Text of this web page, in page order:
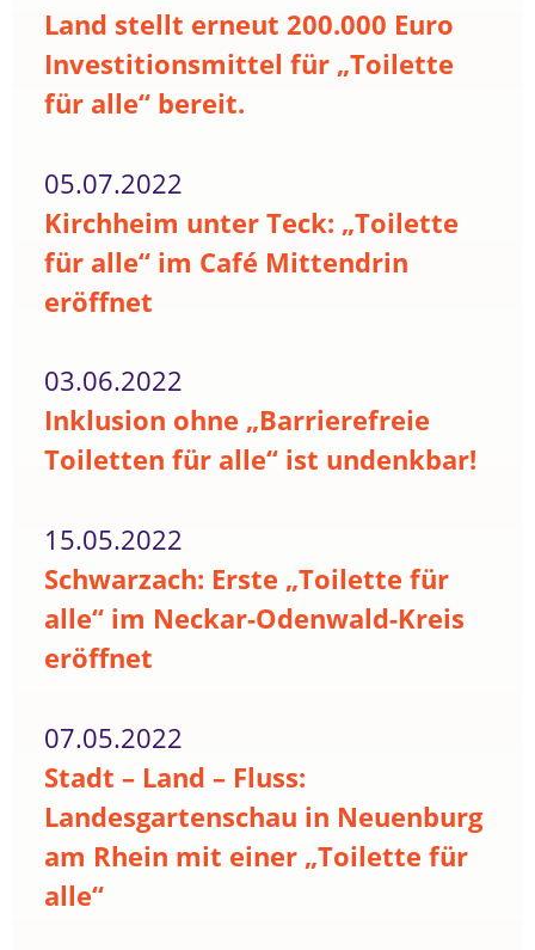
Land stellt erneut 200.000 Euro
Investitionsmittel für „Toilette
für alle“ bereit.
05.07.2022
Kirchheim unter Teck: „Toilette
für alle“ im Café Mittendrin
eröffnet
03.06.2022
Inklusion ohne „Barrierefreie
Toiletten für alle“ ist undenkbar!
15.05.2022
Schwarzach: Erste „Toilette für
alle“ im Neckar-Odenwald-Kreis
eröffnet
07.05.2022
Stadt – Land – Fluss:
Landesgartenschau in Neuenburg
am Rhein mit einer „Toilette für
alle“